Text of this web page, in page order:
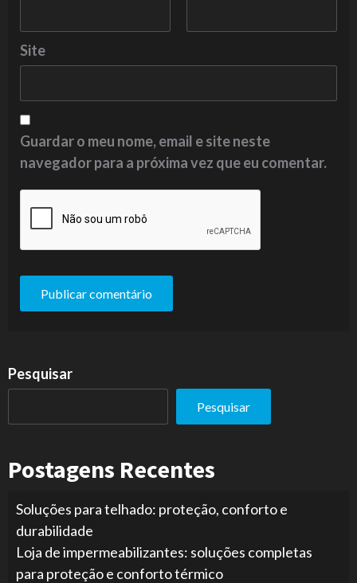
Site
Guardar o meu nome, email e site neste
navegador para a próxima vez que eu comentar.
Pesquisar
Pesquisar
Postagens Recentes
Soluções para telhado: proteção, conforto e
durabilidade
Loja de impermeabilizantes: soluções completas
para proteção e conforto térmico